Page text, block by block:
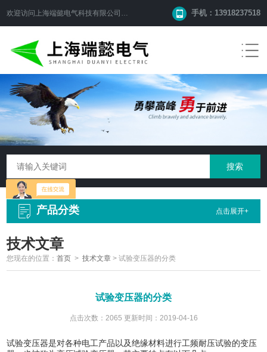
欢迎访问 上海端懿电气科技有限公司 网站！ 手机：13918237518
产品分类 点击展开+
技术文章
您现在的位置：首页 >技术文章 >试验变压器的分类
试验变压器的分类
点击次数：2065 更新时间：2019-04-16
试验变压器是对各种电工产品以及绝缘材料进行工频耐压试验的变压